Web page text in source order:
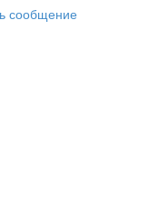
сообщение